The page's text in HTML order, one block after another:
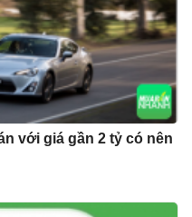
với giá gần 2 tỷ có nên